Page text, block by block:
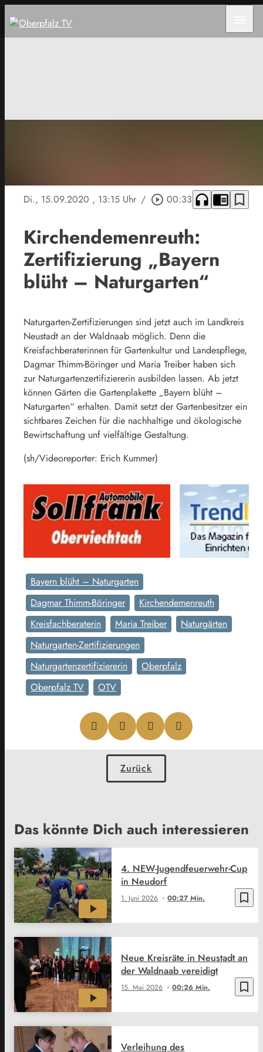
Di., 15.09.2020 , 13:15 Uhr / play_circle_outline 00:33 headphones chrome_reader_mode bookmark_border
Kirchendemenreuth:
Zertifizierung „Bayern
blüht – Naturgarten“
Naturgarten-Zertifizierungen sind jetzt auch im Landkreis
Neustadt an der Waldnaab möglich. Denn die
Kreisfachberaterinnen für Gartenkultur und Landespflege,
Dagmar Thimm-Böringer und Maria Treiber haben sich
zur Naturgartenzertifiziererin ausbilden lassen. Ab jetzt
können Gärten die Gartenplakette „Bayern blüht –
Naturgarten“ erhalten. Damit setzt der Gartenbesitzer ein
sichtbares Zeichen für die nachhaltige und ökologische
Bewirtschaftung unf vielfältige Gestaltung.
(sh/Videoreporter: Erich Kummer)
Bayern blüht – Naturgarten
Dagmar Thimm-Böringer
Kirchendemenreuth
Kreisfachberaterin
Maria Treiber
Naturgärten
Naturgarten-Zertifizierungen
Naturgartenzertifiziererin
Oberpfalz
Oberpfalz TV
OTV
Zurück
Das könnte Dich auch interessieren
bookmark_border
1. Juni 2026 00:27 Min.
4. NEW-Jugendfeuerwehr-Cup
in Neudorf
bookmark_border
15. Mai 2026 00:26 Min.
Neue Kreisräte in Neustadt an
der Waldnaab vereidigt
Verleihung des